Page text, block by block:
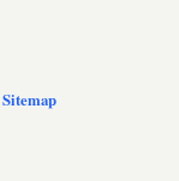
Sitemap